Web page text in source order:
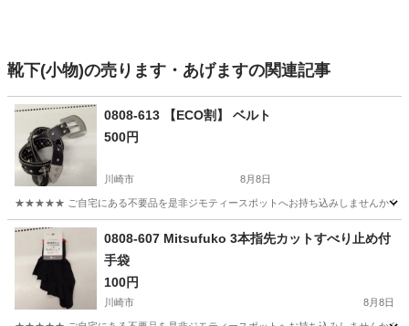
靴下(小物)の売ります・あげますの関連記事
0808-613 【ECO割】 ベルト
500円
川崎市 8月8日
★★★★★ ご自宅にある不要品を是非ジモティースポットへお持ち込みしませんか？
神奈川 川崎市 0808-607 Mitsufuko 3本指先カットすべり止め付
手袋
100円
川崎市 8月8日